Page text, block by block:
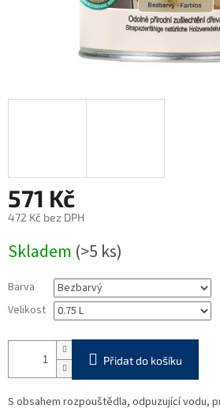
571 Kč
472 Kč bez DPH
cena:
Skladem (>5 ks)
Barva
Velikost
Přidat do košíku
S obsahem rozpouštědla, odpuzující vodu,